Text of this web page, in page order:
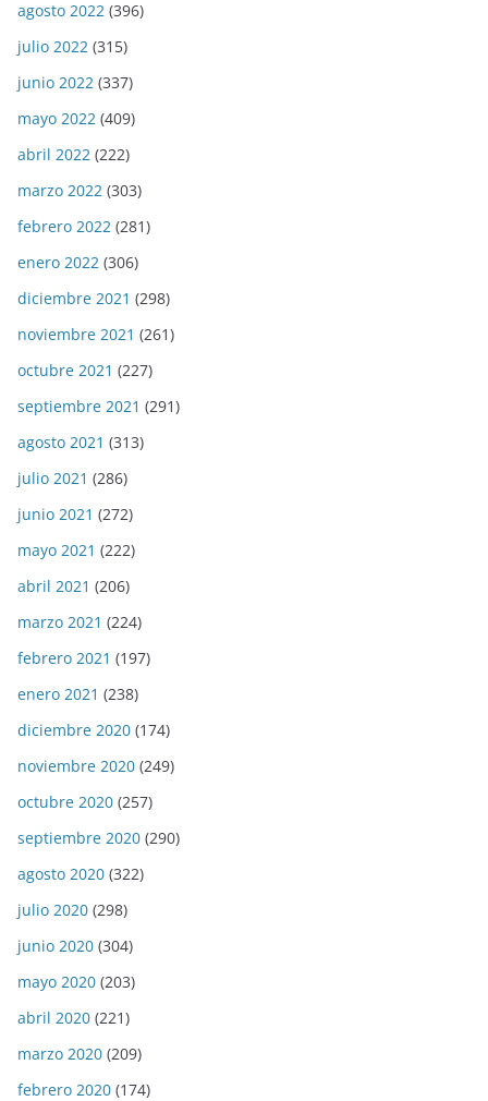
agosto 2022 (396)
julio 2022 (315)
junio 2022 (337)
mayo 2022 (409)
abril 2022 (222)
marzo 2022 (303)
febrero 2022 (281)
enero 2022 (306)
diciembre 2021 (298)
noviembre 2021 (261)
octubre 2021 (227)
septiembre 2021 (291)
agosto 2021 (313)
julio 2021 (286)
junio 2021 (272)
mayo 2021 (222)
abril 2021 (206)
marzo 2021 (224)
febrero 2021 (197)
enero 2021 (238)
diciembre 2020 (174)
noviembre 2020 (249)
octubre 2020 (257)
septiembre 2020 (290)
agosto 2020 (322)
julio 2020 (298)
junio 2020 (304)
mayo 2020 (203)
abril 2020 (221)
marzo 2020 (209)
febrero 2020 (174)